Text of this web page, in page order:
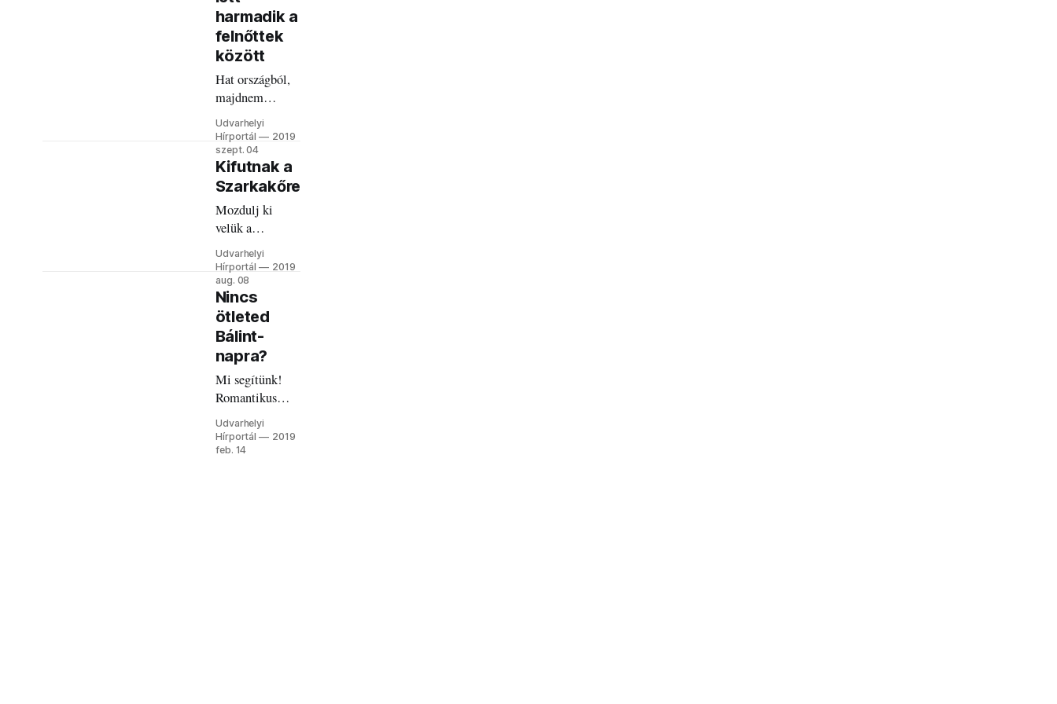
harmadik a
felnőttek
között
Hat országból,
majdnem
négyszázötven
versenyző.
Udvarhelyi is
van a Hargita
Trail Running
nyertesei között.
Udvarhelyi
Hírportál
2019
szept. 04
Kifutnak a
Szarkakőre
Mozdulj ki
velük a
hétvégén!
Udvarhelyi
Hírportál
2019
aug. 08
Nincs
ötleted
Bálint-
napra?
Mi segítünk!
Romantikus
vacsora vagy
fürdőzés, vagy
mindkettő. Az
Udvarhelyi
Hírportál
2019
feb. 14